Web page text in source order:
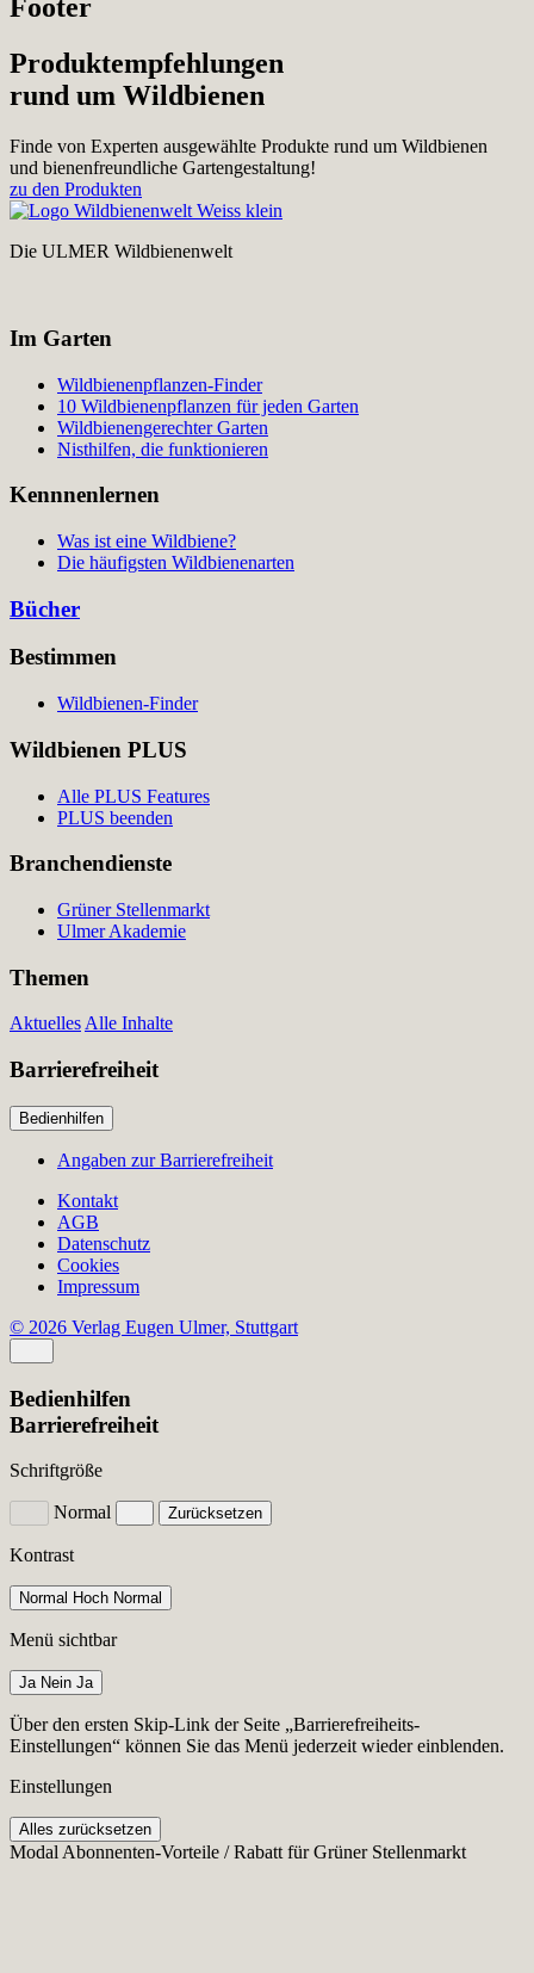
Footer
Produktempfehlungen
rund um Wildbienen
Finde von Experten ausgewählte Produkte rund um Wildbienen
und bienenfreundliche Gartengestaltung!
zu den Produkten
Die ULMER Wildbienenwelt
Im Garten
Wildbienenpflanzen-Finder
10 Wildbienenpflanzen für jeden Garten
Wildbienengerechter Garten
Nisthilfen, die funktionieren
Kennnenlernen
Was ist eine Wildbiene?
Die häufigsten Wildbienenarten
Bücher
Bestimmen
Wildbienen-Finder
Wildbienen PLUS
Alle PLUS Features
PLUS beenden
Branchendienste
Grüner Stellenmarkt
Ulmer Akademie
Themen
AktuellesAlle Inhalte
Barrierefreiheit
Bedienhilfen
Angaben zur Barrierefreiheit
Kontakt
AGB
Datenschutz
Cookies
Impressum
© 2026 Verlag Eugen Ulmer, Stuttgart
Bedienhilfen
Barrierefreiheit
Schriftgröße
Normal Zurücksetzen
Kontrast
Normal Hoch Normal
Menü sichtbar
Ja Nein Ja
Über den ersten Skip-Link der Seite „Barrierefreiheits-
Einstellungen“ können Sie das Menü jederzeit wieder einblenden.
Einstellungen
Alles zurücksetzen
Modal Abonnenten-Vorteile / Rabatt für Grüner Stellenmarkt